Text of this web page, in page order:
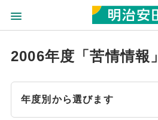
2006年度「苦情情報」
年度別から選びます